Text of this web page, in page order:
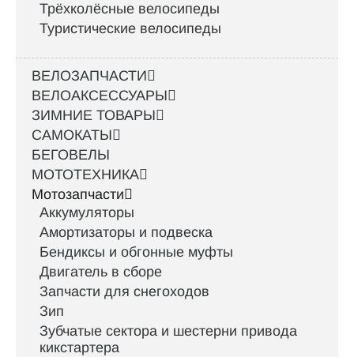
Трёхколёсные велосипеды
Туристические велосипеды
ВЕЛОЗАПЧАСТИ
ВЕЛОАКСЕССУАРЫ
ЗИМНИЕ ТОВАРЫ
САМОКАТЫ
БЕГОВЕЛЫ
МОТОТЕХНИКА
Мотозапчасти
Аккумуляторы
Амортизаторы и подвеска
Бендиксы и обгонные муфты
Двигатель в сборе
Запчасти для снегоходов
Зип
Зубчатые сектора и шестерни привода
кикстартера